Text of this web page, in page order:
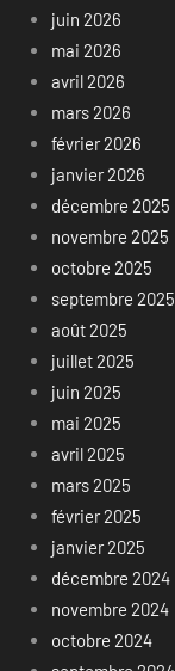
juin 2026
mai 2026
avril 2026
mars 2026
février 2026
janvier 2026
décembre 2025
novembre 2025
octobre 2025
septembre 2025
août 2025
juillet 2025
juin 2025
mai 2025
avril 2025
mars 2025
février 2025
janvier 2025
décembre 2024
novembre 2024
octobre 2024